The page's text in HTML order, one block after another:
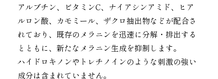
アルブチン、ビタミンC、ナイアシンアミド、ヒア
ルロン酸、カモミール、ザクロ抽出物などが配合さ
れており、既存のメラニンを迅速に分解・排出する
とともに、新たなメラニン生成を抑制します。
ハイドロキノンやトレチノインのような刺激の強い
成分は含まれていません。